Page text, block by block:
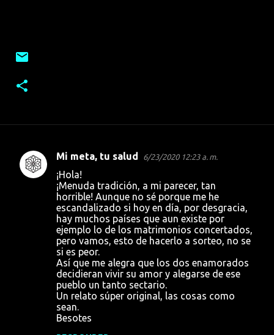
C
Mi meta, tu salud 6/23/2020 12:23 a. m.
¡Hola!
¡Menuda tradición, a mi parecer, tan
horrible! Aunque no sé porque me he
escandalizado si hoy en día, por desgracia,
hay muchos países que aun existe por
ejemplo lo de los matrimonios concertados,
pero vamos, esto de hacerlo a sorteo, no se
si es peor.
Así que me alegra que los dos enamorados
decidieran vivir su amor y alegarse de ese
pueblo un tanto sectario.
Un relato súper original, las cosas como
sean.
Besotes